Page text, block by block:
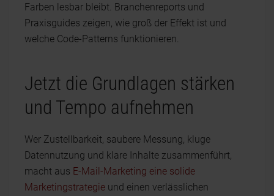
Farben lesbar bleibt. Branchenreports und
Praxisguides zeigen, wie groß der Effekt ist und
welche Code-Patterns funktionieren.
Jetzt die Grundlagen stärken
und Tempo aufnehmen
Wer Zustellbarkeit, saubere Messung, kluge
Datennutzung und klare Inhalte zusammenführt,
macht aus E-Mail-Marketing eine solide
Marketingstrategie und einen verlässlichen